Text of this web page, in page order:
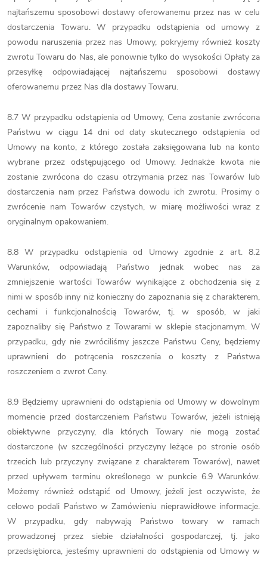
najtańszemu sposobowi dostawy oferowanemu przez nas w celu
dostarczenia Towaru. W przypadku odstąpienia od umowy z
powodu naruszenia przez nas Umowy, pokryjemy również koszty
zwrotu Towaru do Nas, ale ponownie tylko do wysokości Opłaty za
przesyłkę odpowiadającej najtańszemu sposobowi dostawy
oferowanemu przez Nas dla dostawy Towaru.
8.7 W przypadku odstąpienia od Umowy, Cena zostanie zwrócona
Państwu w ciągu 14 dni od daty skutecznego odstąpienia od
Umowy na konto, z którego została zaksięgowana lub na konto
wybrane przez odstępującego od Umowy. Jednakże kwota nie
zostanie zwrócona do czasu otrzymania przez nas Towarów lub
dostarczenia nam przez Państwa dowodu ich zwrotu. Prosimy o
zwrócenie nam Towarów czystych, w miarę możliwości wraz z
oryginalnym opakowaniem.
8.8 W przypadku odstąpienia od Umowy zgodnie z art. 8.2
Warunków, odpowiadają Państwo jednak wobec nas za
zmniejszenie wartości Towarów wynikające z obchodzenia się z
nimi w sposób inny niż konieczny do zapoznania się z charakterem,
cechami i funkcjonalnością Towarów, tj. w sposób, w jaki
zapoznaliby się Państwo z Towarami w sklepie stacjonarnym. W
przypadku, gdy nie zwróciliśmy jeszcze Państwu Ceny, będziemy
uprawnieni do potrącenia roszczenia o koszty z Państwa
roszczeniem o zwrot Ceny.
8.9 Będziemy uprawnieni do odstąpienia od Umowy w dowolnym
momencie przed dostarczeniem Państwu Towarów, jeżeli istnieją
obiektywne przyczyny, dla których Towary nie mogą zostać
dostarczone (w szczególności przyczyny leżące po stronie osób
trzecich lub przyczyny związane z charakterem Towarów), nawet
przed upływem terminu określonego w punkcie 6.9 Warunków.
Możemy również odstąpić od Umowy, jeżeli jest oczywiste, że
celowo podali Państwo w Zamówieniu nieprawidłowe informacje.
W przypadku, gdy nabywają Państwo towary w ramach
prowadzonej przez siebie działalności gospodarczej, tj. jako
przedsiębiorca, jesteśmy uprawnieni do odstąpienia od Umowy w